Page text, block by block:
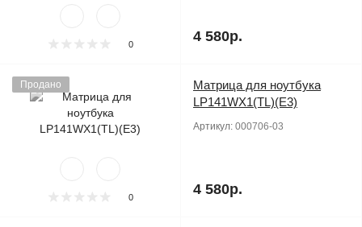
0 4 580р.
Продано
0
Матрица для ноутбука
LP141WX1(TL)(E3)
Артикул: 000706-03
4 580р.